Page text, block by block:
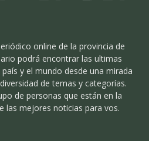
online de la provincia de
podrá encontrar las ultimas
y el mundo desde una mirada
de temas y categorías.
de personas que están en la
las mejores noticias para vos.